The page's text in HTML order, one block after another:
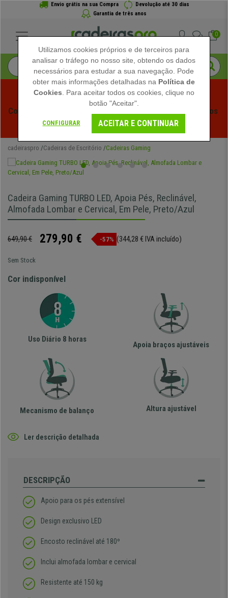
Envio grátis na sua Compra
Devolução até 30 dias
Garantia de três anos
0
Começam os Saldos de Verão em Cadeiraspro! Descontos
Exclusivos por Tempo Limitado - Ver Promoção
cadeiraspro Cadeiras de Escritório Cadeiras Gaming
Cadeira Gaming TURBO LED, Apoia Pés, Reclinável,
Almofada Lombar e Cervical, Em Pele, Preto/Azul
649,90 € 279,90 € -57% (344,28 € IVA incluído)
Sem Stock
Cor indisponível
Uso Diário 8 horas
Apoia braços ajustáveis
Mecanismo de balanço Altura ajustável
Ler descrição detalhada
DESCRIPÇÃO
Apoio para os pés extensível
Design exclusivo LED
Encosto reclinável até 180º
Inclui almofada lombar e cervical
Resistente até 150 kg
Utilizamos cookies próprios e de terceiros para
analisar o tráfego no nosso site, obtendo os dados
necessários para estudar a sua navegação. Pode
obter mais informações detalhadas na Política de
Cookies . Para aceitar todos os cookies, clique no
botão "Aceitar".
CONFIGURAR ACEITAR E CONTINUAR